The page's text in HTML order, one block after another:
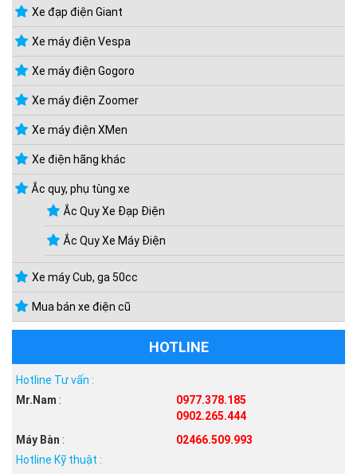
Xe đạp điện Giant
Xe máy điện Vespa
Xe máy điện Gogoro
Xe máy điện Zoomer
Xe máy điện XMen
Xe điện hãng khác
Ắc quy, phụ tùng xe
Ắc Quy Xe Đạp Điện
Ắc Quy Xe Máy Điện
Xe máy Cub, ga 50cc
Mua bán xe điện cũ
HOTLINE
Hotline Tư vấn :
Mr.Nam :
0977.378.185
0902.265.444
Máy Bàn :
02466.509.993
Hotline Kỹ thuật :